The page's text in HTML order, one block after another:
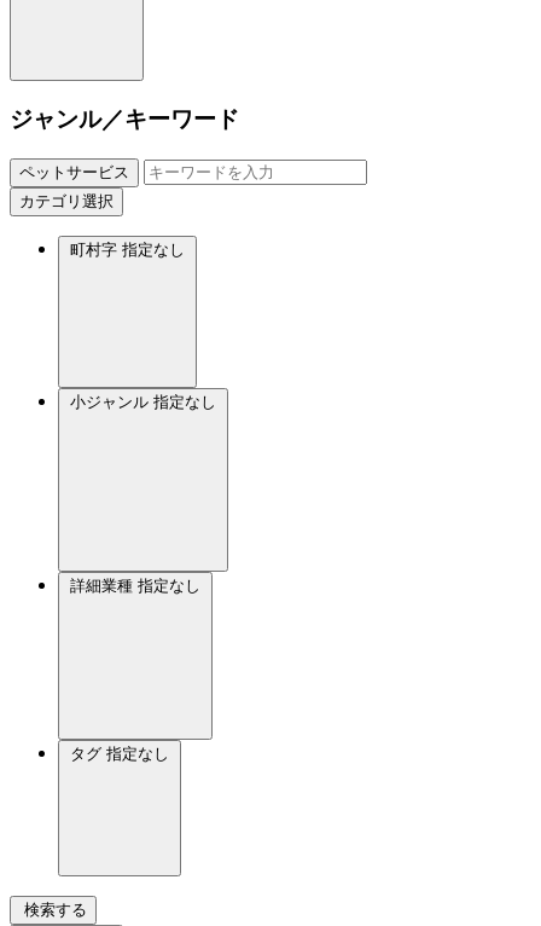
ジャンル／キーワード
ペットサービス
カテゴリ選択
町村字 指定なし
小ジャンル 指定なし
詳細業種 指定なし
タグ 指定なし
検索する